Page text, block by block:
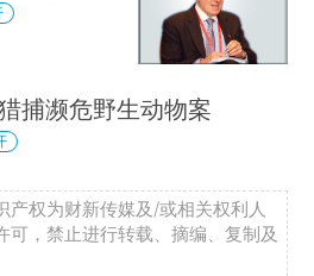
捕濒危野生动物案
产权为财新传媒及/或相关权利人
可，禁止进行转载、摘编、复制及